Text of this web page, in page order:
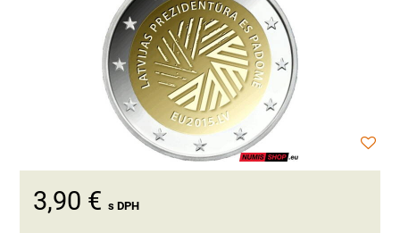
3,90 € s DPH